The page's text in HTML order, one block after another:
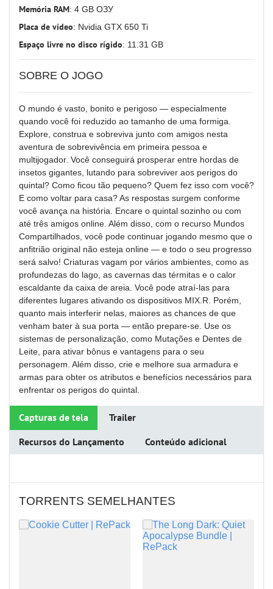
Memória RAM: 4 GB ОЗУ
Placa de vídeo: Nvidia GTX 650 Ti
Espaço livre no disco rígido: 11.31 GB
SOBRE O JOGO
O mundo é vasto, bonito e perigoso — especialmente
quando você foi reduzido ao tamanho de uma formiga.
Explore, construa e sobreviva junto com amigos nesta
aventura de sobrevivência em primeira pessoa e
multijogador. Você conseguirá prosperar entre hordas de
insetos gigantes, lutando para sobreviver aos perigos do
quintal? Como ficou tão pequeno? Quem fez isso com você?
E como voltar para casa? As respostas surgem conforme
você avança na história. Encare o quintal sozinho ou com
até três amigos online. Além disso, com o recurso Mundos
Compartilhados, você pode continuar jogando mesmo que o
anfitrião original não esteja online — e todo o seu progresso
será salvo! Criaturas vagam por vários ambientes, como as
profundezas do lago, as cavernas das térmitas e o calor
escaldante da caixa de areia. Você pode atraí-las para
diferentes lugares ativando os dispositivos MIX.R. Porém,
quanto mais interferir nelas, maiores as chances de que
venham bater à sua porta — então prepare-se. Use os
sistemas de personalização, como Mutações e Dentes de
Leite, para ativar bônus e vantagens para o seu
personagem. Além disso, crie e melhore sua armadura e
armas para obter os atributos e benefícios necessários para
enfrentar os perigos do quintal.
Capturas de tela Trailer
Recursos do Lançamento Conteúdo adicional
TORRENTS SEMELHANTES